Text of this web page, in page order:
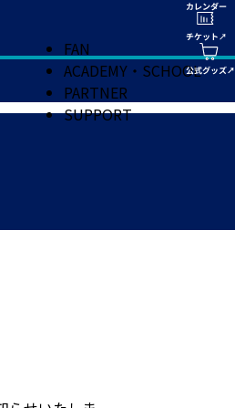
FAN
ACADEMY・SCHOOL
PARTNER
SUPPORT